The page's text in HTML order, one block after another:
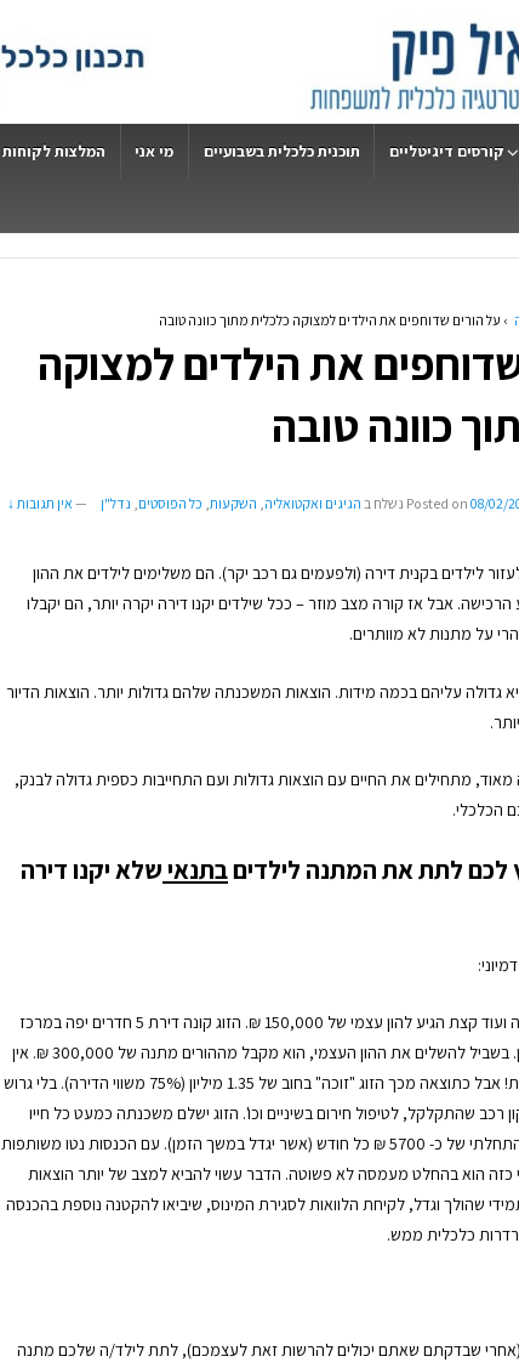
קורסים דיגיטליים תוכנית כלכלית בשבועיים מי אני המלצות לקוחות
› על הורים שדוחפים את הילדים למצוקה כלכלית מתוך כוונה טובה
את הילדים למצוקה
כוונה טובה
Posted on 08/02/ נשלח ב הגיגים ואקטואליה, השקעות, כל הפוסטים, נדל"ן — אין תגובות ↓
לילדים בקנית דירה (ולפעמים גם רכב יקר). הם משלימים לילדים את ההון
הרכישה. אבל אז קורה מצב מוזר – ככל שילדים יקנו דירה יקרה יותר, הם יקבלו
על מתנות לא מוותרים.
גדולה עליהם בכמה מידות. הוצאות המשכנתה שלהם גדולות יותר. הוצאות הדיור
מתחילים את החיים עם הוצאות גדולות ועם התחייבות כספית גדולה לבנק,
הכלכלי.
לכם לתת את המתנה לילדיםבתנאישלא יקנו דירה
זוג שחסך את כספי החתונה ועוד קצת הגיע להון עצמי של 150,000 ₪. הזוג קונה דירת 5 חדרים יפה במרכז
הארץ בסכום של 1.8 מיליון. בשביל להשלים את ההון העצמי, הוא מקבל מההורים מתנה של 300,000 ₪. אין
ספק – מתנה ממש מכובדת! אבל כתוצאה מכך הזוג "זוכה" בחוב של 1.35 מיליון (75% משווי הדירה). בלי גרוש
רכב שהתקלקל, לטיפול חירום בשיניים וכו'. הזוג ישלם משכנתה כמעט כל חייו
הבוגרים (30 שנה) בסכום התחלתי של כ- 5700 ₪ כל חודש (אשר יגדל במשך הזמן). עם הכנסות נטו משותפות
כזה הוא בהחלט מעמסה לא פשוטה. הדבר עשוי להביא למצב של יותר הוצאות
שהולך וגדל, לקיחת הלוואות לסגירת המינוס, שיביאו להקטנה נוספת בהכנסה
כלכלית ממש.
(אחרי שבדקתם שאתם יכולים להרשות זאת לעצמכם), לתת לילד/ה שלכם מתנה